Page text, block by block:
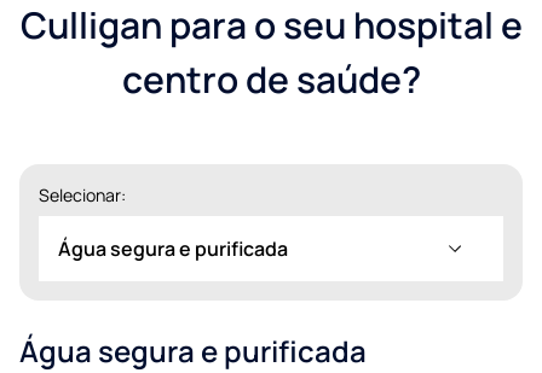
Casa
Empresa
Culligan para o seu hospital e
centro de saúde?
Selecionar:
Água segura e purificada
Água segura e purificada